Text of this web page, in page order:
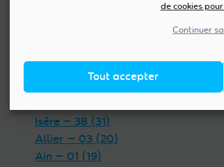
de cookies
Continuer
Tout accepter
Auvergne-Rhône-Alpes
Puy-de-Dôme — 63 (26)
Isère — 38 (31)
Allier — 03 (20)
Ain — 01 (19)